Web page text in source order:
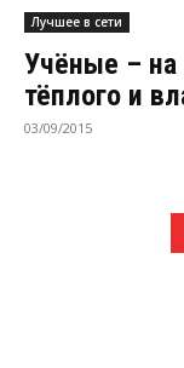
Лучшее в сети
Учёные – на
тёплого и
03/09/2015